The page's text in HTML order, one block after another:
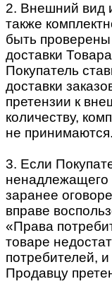
2. Внешний вид
также
быть
доставки
Покупатель
доставки
претензии к
количеству,
не принимаются.
3. Если
ненадлежащего
заранее
вправе
«Права
товаре
потребителей,
Продавцу